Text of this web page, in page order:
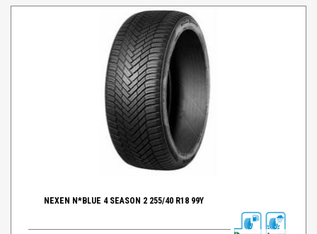
NEXEN N*BLUE 4 SEASON 2 255/40 R18 99Y